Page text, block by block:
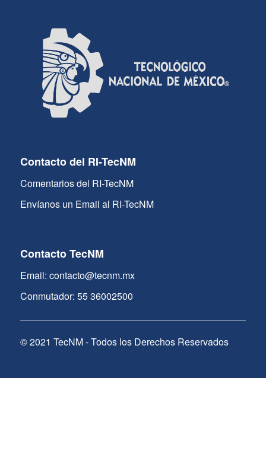
Contacto del RI-TecNM
Comentarios del RI-TecNM
Envíanos un Email al RI-TecNM
Contacto TecNM
Email: contacto@tecnm.mx
Conmutador: 55 36002500
© 2021 TecNM - Todos los Derechos Reservados